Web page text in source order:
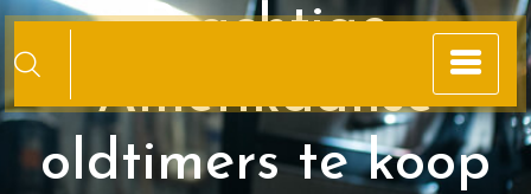
Prachtige
Amerikaanse
oldtimers te koop